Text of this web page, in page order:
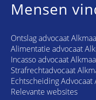
Mensen
Ontslag advocaat
Alimentatie advocaat
Incasso advocaat
Strafrechtadvocaat
Echtscheiding Advocaat
Relevante websites